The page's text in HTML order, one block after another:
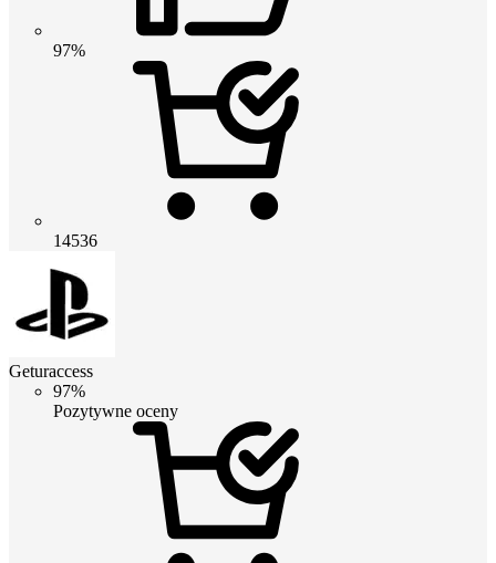
97%
14536
Geturaccess
97%
Pozytywne oceny